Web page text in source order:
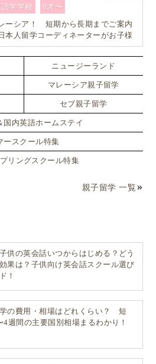
数の保護者──特に片親家庭で
夏休み期間中の食費に不安を感じ
ど自宅で過ごしているという
状況や環境によっては、子ど
機会を得られない現実
sommarlov from
語学学校
0才〜
ーシア！ 短期から長期までご案内
人留学コーディネーターがお子様
ンランク上のマレーシア親子留学を
ニュージーランド
マレーシア親子留学
セブ親子留学
国内英語ホームステイ
ースクール特集
リングスクール特集
親子留学 一覧
子供の英会話いつからはじめる？どう
果は？子供向け英会話スクール選び
！
の費用・相場はどれくらい？ 短
4週間の主要国別相場まるわかり！